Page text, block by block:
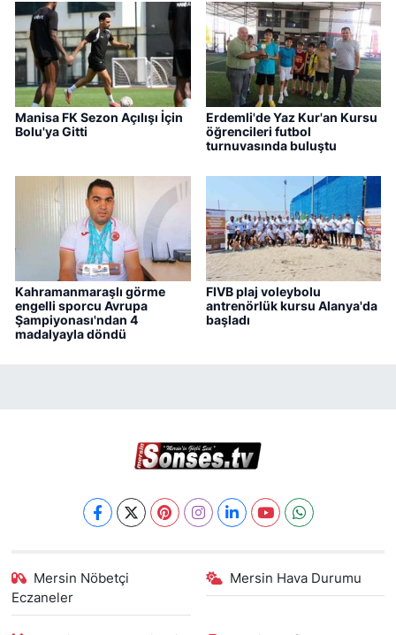
Manisa FK Sezon Açılışı İçin
Bolu'ya Gitti
Erdemli'de Yaz Kur'an Kursu
öğrencileri futbol
turnuvasında buluştu
Kahramanmaraşlı görme
engelli sporcu Avrupa
Şampiyonası'ndan 4
madalyayla döndü
FIVB plaj voleybolu
antrenörlük kursu Alanya'da
başladı
Mersin Nöbetçi
Eczaneler
Mersin Hava Durumu